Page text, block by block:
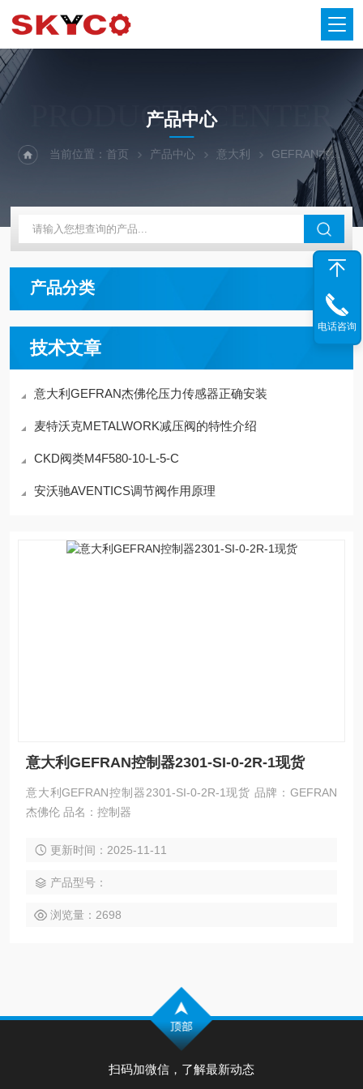
PRODUCTS CENTER
产品中心
当前位置：首页 产品中心 意大利 GEFRAN杰佛伦
产品分类
技术文章
意大利GEFRAN杰佛伦压力传感器正确安装
麦特沃克METALWORK减压阀的特性介绍
CKD阀类M4F580-10-L-5-C
安沃驰AVENTICS调节阀作用原理
意大利GEFRAN控制器2301-SI-0-2R-1现货
意大利GEFRAN控制器2301-SI-0-2R-1现货 品牌：GEFRAN
杰佛伦 品名：控制器
更新时间：2025-11-11
产品型号：
浏览量：2698
扫码加微信，了解最新动态
电话咨询